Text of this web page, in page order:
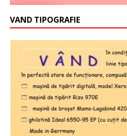
VAND TIPOGRAFIE